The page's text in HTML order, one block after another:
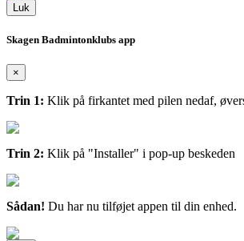
Luk
Skagen Badmintonklubs app
×
Trin 1: Klik på firkantet med pilen nedaf,
Trin 2: Klik på "Installer" i pop-up beskeden
Sådan! Du har nu tilføjet appen til din enhed.